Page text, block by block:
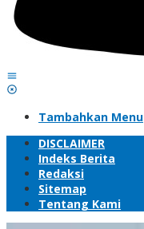
Tambahkan Menu
DISCLAIMER
Indeks Berita
Redaksi
Sitemap
Tentang Kami